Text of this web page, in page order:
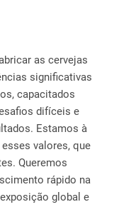
significativas
capacitados
difíceis e
Estamos à
valores, que
Queremos
rápido na
global e